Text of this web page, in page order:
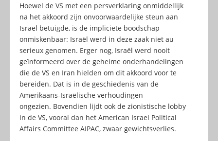
Hoewel de VS met een persverklaring onmiddellijk
na het akkoord zijn onvoorwaardelijke steun aan
Israël betuigde, is de impliciete boodschap
onmiskenbaar: Israël werd in deze zaak niet au
serieux genomen. Erger nog, Israël werd nooit
geïnformeerd over de geheime onderhandelingen
die de VS en Iran hielden om dit akkoord voor te
bereiden. Dat is in de geschiedenis van de
Amerikaans-Israëlische verhoudingen
ongezien. Bovendien lijdt ook de zionistische lobby
in de VS, vooral dan het American Israel Political
Affairs Committee AIPAC, zwaar gewichtsverlies.